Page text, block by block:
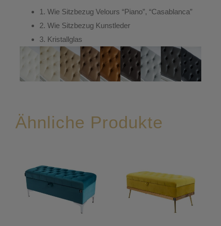
1. Wie Sitzbezug Velours “Piano”, “Casablanca”
2. Wie Sitzbezug Kunstleder
3. Kristallglas
Ähnliche Produkte